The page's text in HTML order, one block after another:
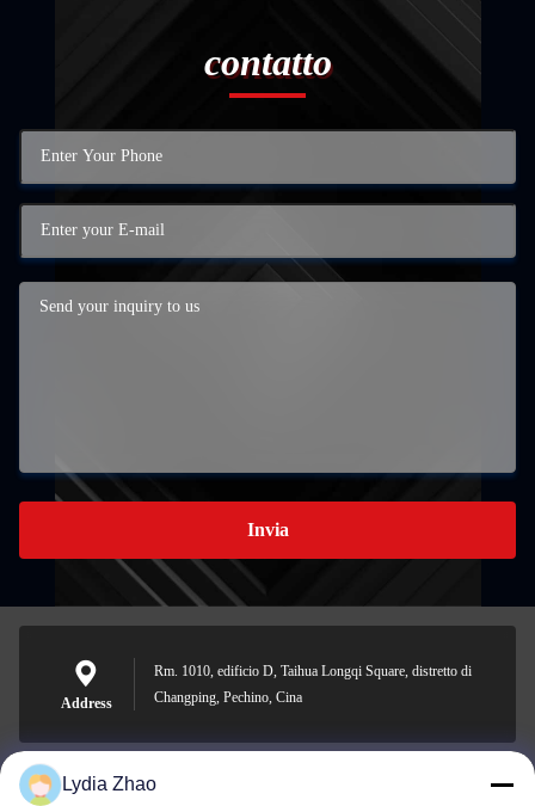
contatto
Invia
Address
Rm. 1010, edificio D, Taihua Longqi Square, distretto di
Changping, Pechino, Cina
Lydia Zhao